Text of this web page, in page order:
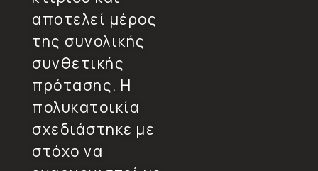
αποτελεί μέρος
της συνολικής
συνθετικής
πρότασης. Η
πολυκατοικία
σχεδιάστηκε με
στόχο να